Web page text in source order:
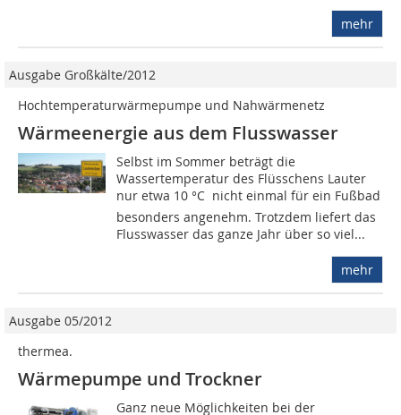
mehr
Ausgabe Großkälte/2012
Hochtemperaturwärmepumpe und Nahwärmenetz
Wärmeenergie aus dem Flusswasser
Selbst im Sommer beträgt die
Wassertemperatur des Flüsschens Lauter
nur etwa 10 °C  nicht einmal für ein Fußbad
besonders angenehm. Trotzdem liefert das
Flusswasser das ganze Jahr über so viel...
mehr
Ausgabe 05/2012
thermea.
Wärmepumpe und Trockner
Ganz neue Möglichkeiten bei der